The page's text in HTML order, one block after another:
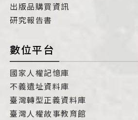
出版品購買資訊
研究報告書
數位平台
國家人權記憶庫
不義遺址資料庫
臺灣轉型正義資料庫
臺灣人權故事教育館